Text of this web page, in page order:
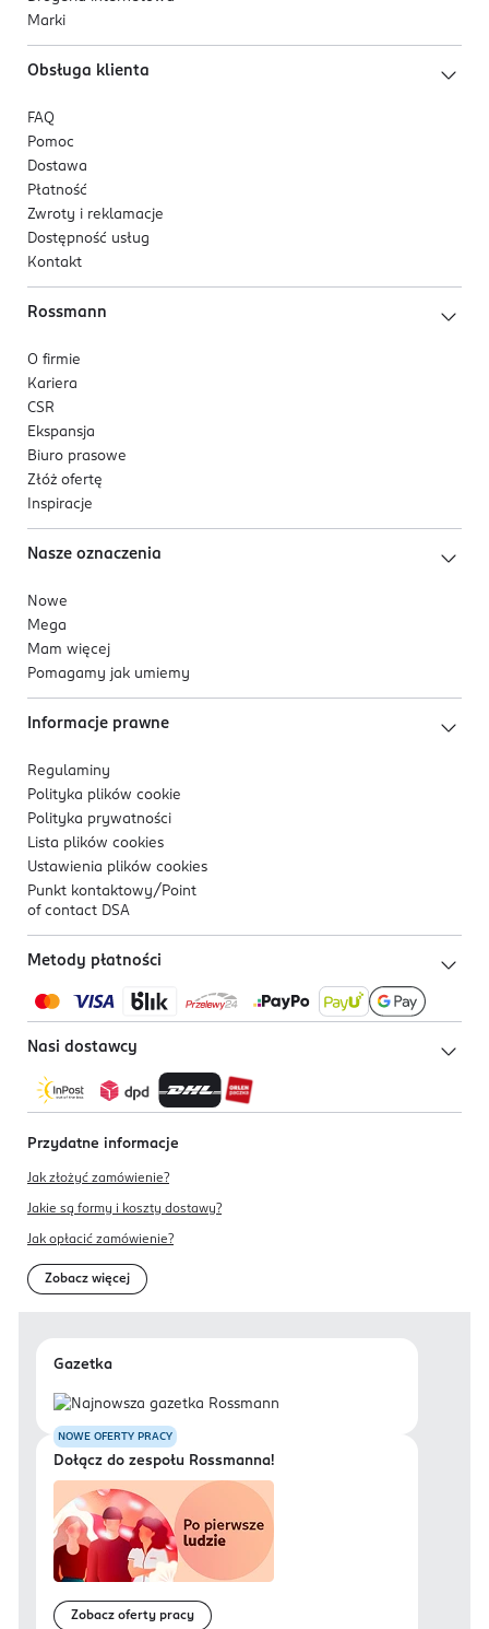
Marki
Obsługa klienta
FAQ
Pomoc
Dostawa
Płatność
Zwroty i reklamacje
Dostępność usług
Kontakt
Rossmann
O firmie
Kariera
CSR
Ekspansja
Biuro prasowe
Złóż ofertę
Inspiracje
Nasze oznaczenia
Nowe
Mega
Mam więcej
Pomagamy jak umiemy
Informacje prawne
Regulaminy
Polityka plików cookie
Polityka prywatności
Lista plików cookies
Ustawienia plików cookies
Punkt kontaktowy/ Point
of contact DSA
Metody płatności
Nasi dostawcy
Przydatne informacje
Jak złożyć zamówienie?
Jakie są formy i koszty dostawy?
Jak opłacić zamówienie?
Zobacz więcej
Gazetka
NOWE OFERTY PRACY
Dołącz do zespołu Rossmanna!
Zobacz oferty pracy